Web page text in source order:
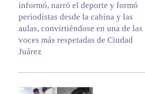
informó, narró el deporte y formó
periodistas desde la cabina y las
aulas, convirtiéndose en una de las
voces más respetadas de Ciudad
Juárez